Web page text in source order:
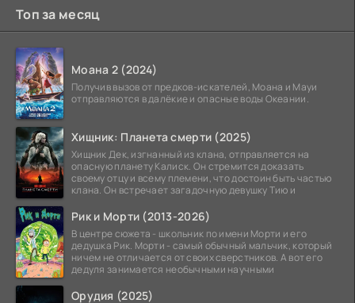
Топ за месяц
Моана 2 (2024)
Получив вызов от предков-искателей, Моана и Мауи
отправляются в далёкие и опасные воды Океании.
Хищник: Планета смерти (2025)
Хищник Дек, изгнанный из клана, отправляется на
опасную планету Калиск. Он стремится доказать
своему отцу и всему племени, что достоин быть частью
клана. Он встречает загадочную девушку Тию и
Рик и Морти (2013-2026)
В центре сюжета - школьник по имени Морти и его
дедушка Рик. Морти - самый обычный мальчик, который
ничем не отличается от своих сверстников. А вот его
дедуля занимается необычными научными
Орудия (2025)